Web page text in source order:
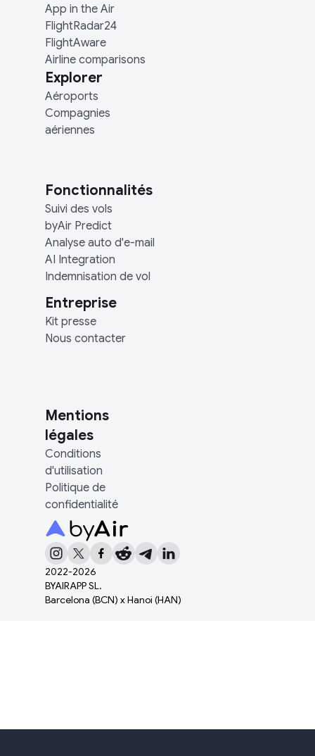
2022-2026
BYAIRAPP SL.
Barcelona (BCN) x Hanoi (HAN)
App in the Air
FlightRadar24
FlightAware
Airline comparisons
Explorer
Aéroports
Compagnies
aériennes
Fonctionnalités
Suivi des vols
byAir Predict
Analyse auto d'e-mail
AI Integration
Indemnisation de vol
Entreprise
Kit presse
Nous contacter
Mentions
légales
Conditions
d'utilisation
Politique de
confidentialité